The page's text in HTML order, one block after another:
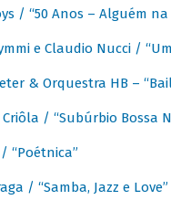
/ “50 Anos – Alguém
e Claudio Nucci /
& Orquestra HB –
/ “Subúrbio Bossa
“Poétnica”
/ “Samba, Jazz e Love”